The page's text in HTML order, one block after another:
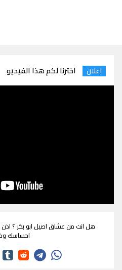
اعلان اخترنا لكم هذا الفيديو
هل انت من عشاق اصيل ابو بكر ؟
احساسك